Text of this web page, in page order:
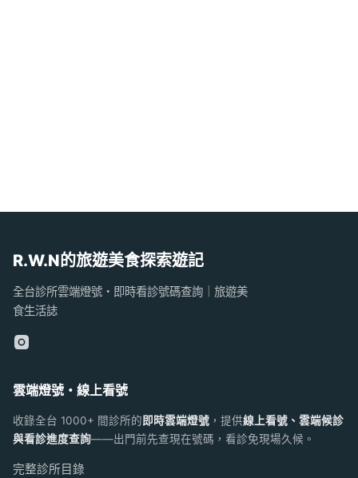
R.W.N的旅遊美食探索遊記
全台診所雲端燈號・即時看診號碼查詢｜旅遊美
食生活誌
雲端燈號・線上看號
收錄全台 1000+ 間診所的 即時雲端燈號 ，提供線上看號、雲端候診
與看診進度查詢——出門前先查現在號碼，看診免現場久候。
完整診所目錄